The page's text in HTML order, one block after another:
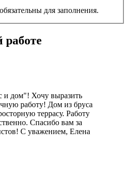
для заполнения.
и дом"! Хочу выразить
работу! Дом из бруса
террасу. Работу
Спасибо вам за
С уважением, Елена